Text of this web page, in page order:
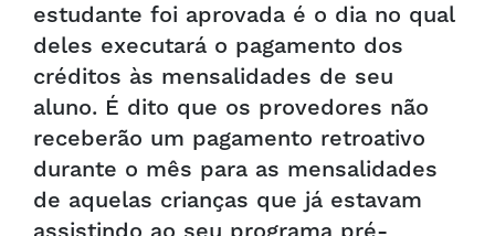
estudante foi aprovada é o dia no qual
deles executará o pagamento dos
créditos às mensalidades de seu
aluno. É dito que os provedores não
receberão um pagamento retroativo
durante o mês para as mensalidades
de aquelas crianças que já estavam